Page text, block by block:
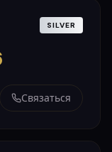
SILVER
Связаться